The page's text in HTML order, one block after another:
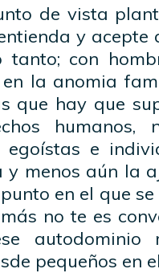
de vista
y acepte
tanto; con
en la anomia
que hay que
humanos,
egoístas e
menos aún la
en el que
no te es
autodominio
pequeños en